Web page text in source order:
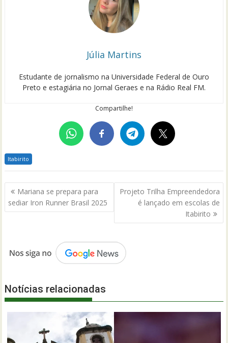
Júlia Martins
Estudante de jornalismo na Universidade Federal de Ouro
Preto e estagiária no Jornal Geraes e na Rádio Real FM.
Compartilhe!
Itabirito
Navegação
de
Post
Mariana se prepara para
sediar Iron Runner Brasil 2025
Projeto Trilha Empreendedora
é lançado em escolas de
Itabirito
Notícias relacionadas